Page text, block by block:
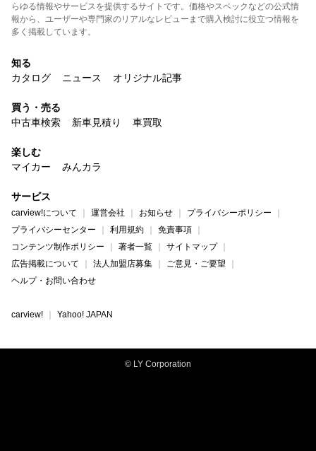
らゆる情報やサービスを提供するサイトです。価格やスペックなどの公式情
報から、ユーザーや専門家のリアルなレビューまで購入検討に役立つ情報を
多く掲載しています。
知る
カタログ
ニュース オリジナル記事
買う・売る
中古車検索
新車見積り 車買取
楽しむ
マイカー
みんカラ
サービス
carview!について 運営会社 お知らせ
プライバシーポリシー
プライバシーセンター
利用規約
免責事項
コンテンツ制作ポリシー
著者一覧
サイトマップ
広告掲載について
法人加盟店募集
ご意見・ご要望
ヘルプ・お問い合わせ
carview! Yahoo! JAPAN
© LY Corporation